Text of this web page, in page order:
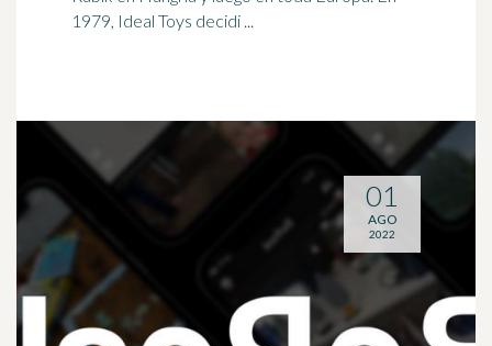
1979, Ideal Toys decidi ...
01
AGO
2022